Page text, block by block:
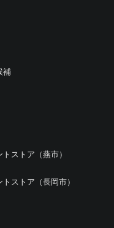
補
ストア（燕市）
ストア（長岡市）